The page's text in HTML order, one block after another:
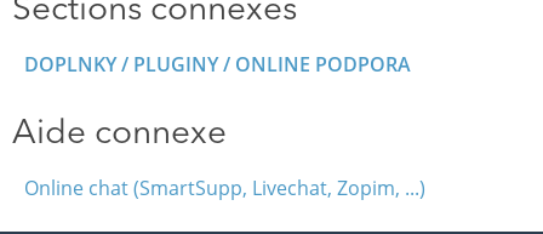
Sections connexes
DOPLNKY / PLUGINY / ONLINE PODPORA
Aide connexe
Online chat (SmartSupp, Livechat, Zopim, ...)